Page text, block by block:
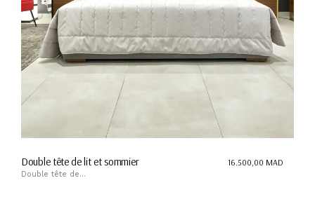
Double tête de lit et sommier
Double tête de...
16.500,00 MAD